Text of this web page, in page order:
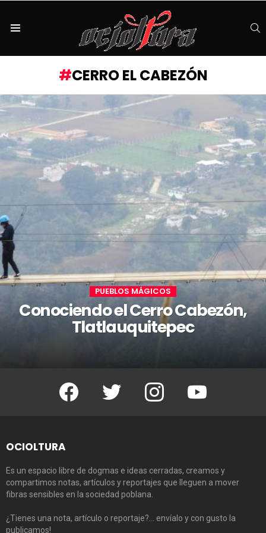
CERRO EL CABEZÓN
PUEBLOS MÁGICOS
Conociendo el Cerro Cabezón,
Tlatlauquitepec
Facebook Twitter Instagram Youtube
OCIOLTURA
Es un espacio libre de dogmas e ideas cerradas, creamos y
compartimos notas, artículos y reportajes que lleguen a mover
fibras sensibles en la sociedad poblana.
¿Tienes una nota, artículo o reportaje?… envíalo y con gusto la
publicamos!